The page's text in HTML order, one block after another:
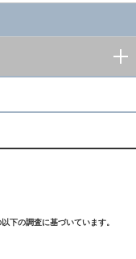
下の調査に基づいています。